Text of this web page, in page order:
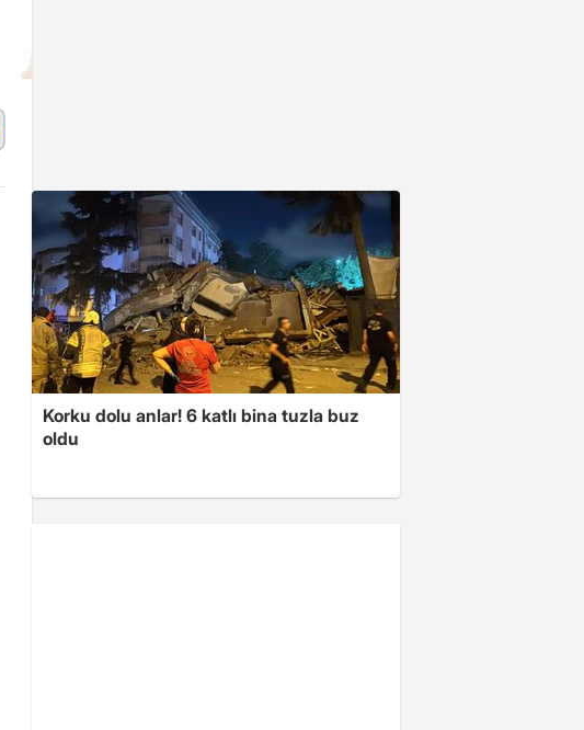
Korku dolu anlar! 6 katlı bina tuzla buz
oldu